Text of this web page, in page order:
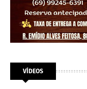
VÍDEOS